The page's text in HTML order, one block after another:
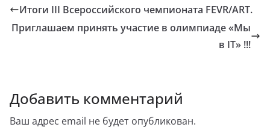
Итоги III Всероссийского чемпионата FEVR/ART.
Приглашаем принять участие в олимпиаде «Мы
в IT» !!!
Добавить комментарий
Ваш адрес email не будет опубликован.